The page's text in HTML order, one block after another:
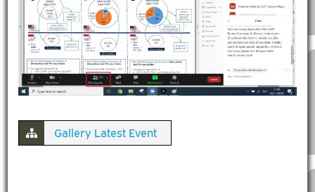
Gallery Latest Event